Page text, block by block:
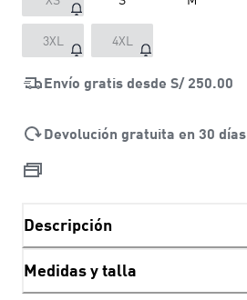
3XL 4XL
Envío gratis desde S/ 250.00
Devolución gratuita en 30 días
Descripción
Medidas y talla